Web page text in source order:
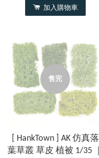
加入購物車
售完
[ HankTown ] AK 仿真落
葉草叢 草皮 植被 1/35 ｜